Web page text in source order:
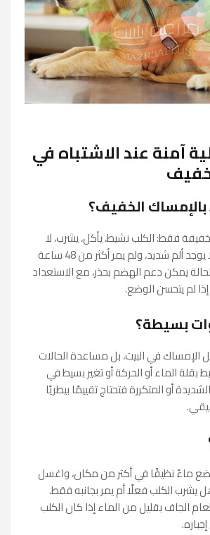
آمنة عند الاشتباه في
الخفيف؟
فقط: الكلب نشيط، يأكل، يشرب، لا
يتقيأ، لا يوجد دم، ولا يوجد ألم شديد، ولم يمر أكثر من 48 ساعة
يمكن دعم الهضم بحذر، مع الاستعداد
لم يتحسن الوضع.
بسيطة؟
في البيت، بل مساعدة الحالات
بقلة الماء أو الحركة أو تغير بسيط في
أو المتكررة فتحتاج تقييمًا بيطريًا
ضع ماءً نظيفًا في أكثر من مكان، واغسل
يشرب الكلب فعلًا أم يمر بجانبه فقط.
الجاف بقليل من الماء إذا كان الكلب